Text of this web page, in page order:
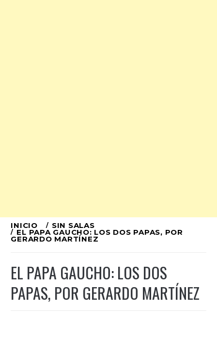
Ir
al
INICIO SIN SALAS
EL PAPA GAUCHO: LOS DOS PAPAS, POR
GERARDO MARTÍNEZ
EL PAPA GAUCHO: LOS DOS
PAPAS, POR GERARDO MARTÍNEZ